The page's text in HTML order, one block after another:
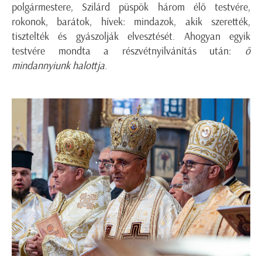
polgármestere, Szilárd püspök három élő testvére,
rokonok, barátok, hívek: mindazok, akik szerették,
tisztelték és gyászolják elvesztését. Ahogyan egyik
testvére mondta a részvétnyilvánítás után: ő
mindannyiunk halottja.